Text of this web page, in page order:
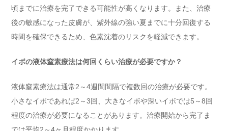
頃までに治療を完了できる可能性が高くなります。また、治療
後の敏感になった皮膚が、紫外線の強い夏までに十分回復する
時間を確保できるため、色素沈着のリスクを軽減できます。
イボの液体窒素療法は何回くらい治療が必要ですか？
液体窒素療法は通常2～4週間間隔で複数回の治療が必要です。
小さなイボであれば2～3回、大きなイボや深いイボでは5～8回
程度の治療が必要になることがあります。治療開始から完了ま